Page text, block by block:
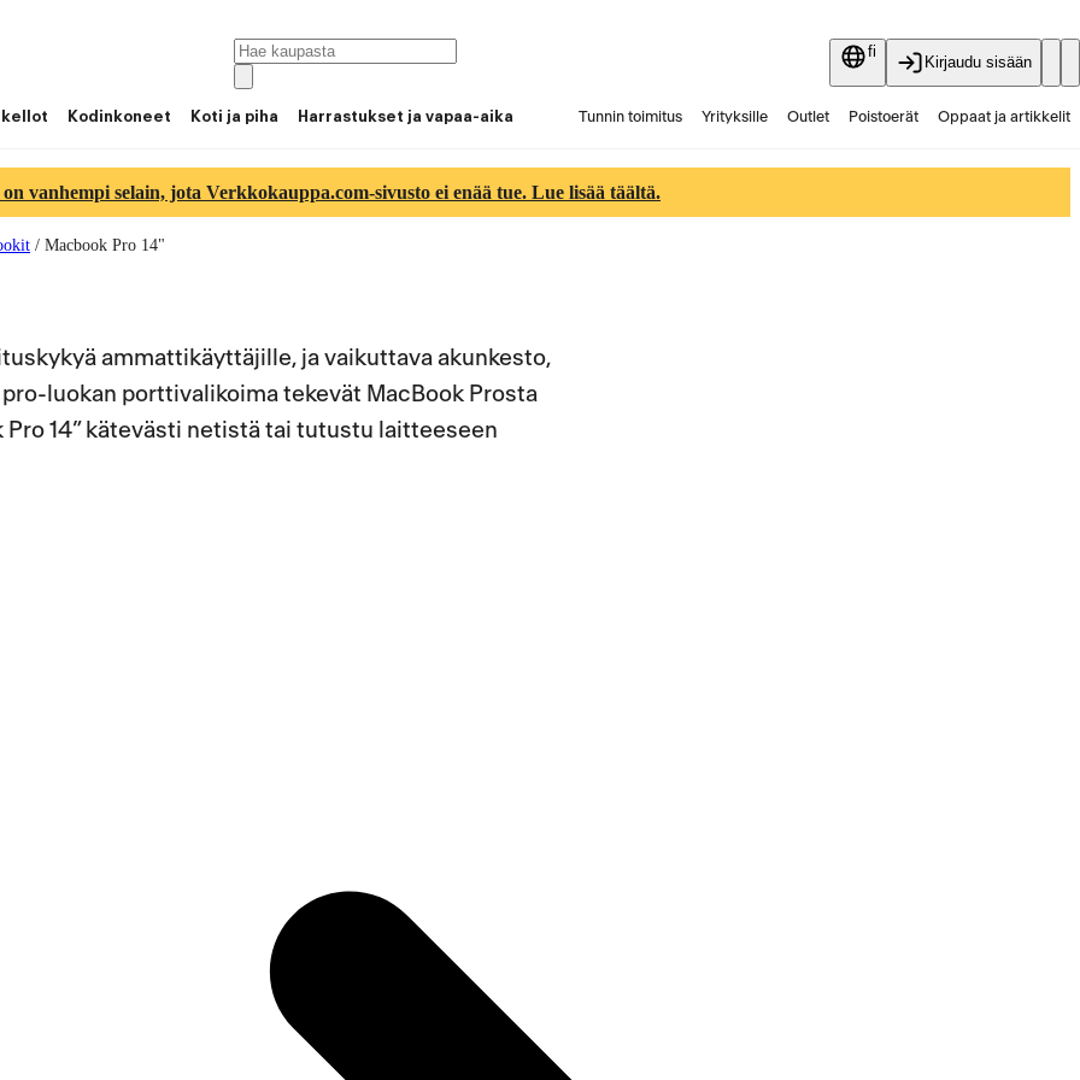
fi
Kirjaudu sisään
kellot Kodinkoneet Koti ja piha Harrastukset ja vapaa-aika Tunnin toimitus Yrityksille Outlet Poistoerät Oppaat ja artikkelit
on vanhempi selain, jota Verkkokauppa.com-sivusto ei enää tue. Lue lisää täältä.
/ Macbook Pro 14"
ammattikäyttäjille, ja vaikuttava akunkesto,
pro-luokan porttivalikoima tekevät MacBook Prosta
14” kätevästi netistä tai tutustu laitteeseen